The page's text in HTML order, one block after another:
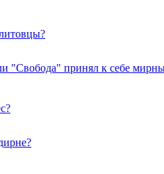
"Свобода" принял к себе